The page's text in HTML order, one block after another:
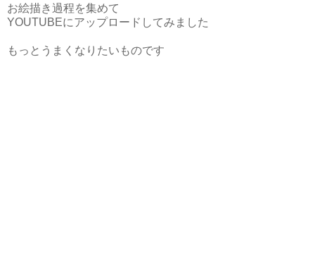
お絵描き過程を集めて
YOUTUBEにアップロードしてみました
もっとうまくなりたいものです